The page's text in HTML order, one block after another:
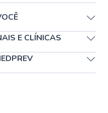
E CLÍNICAS